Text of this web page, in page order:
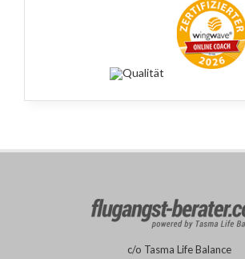
c/o Tasma Life Balance